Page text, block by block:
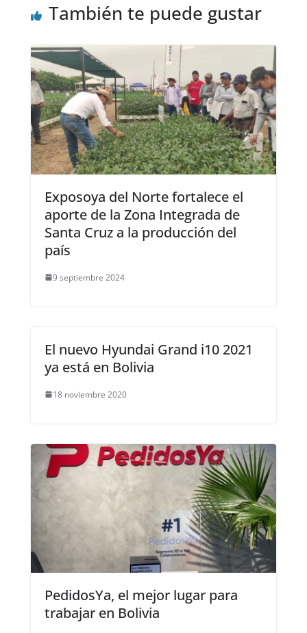
También te puede gustar
Exposoya del Norte fortalece el
aporte de la Zona Integrada de
Santa Cruz a la producción del
país
9 septiembre 2024
El nuevo Hyundai Grand i10 2021
ya está en Bolivia
18 noviembre 2020
PedidosYa, el mejor lugar para
trabajar en Bolivia